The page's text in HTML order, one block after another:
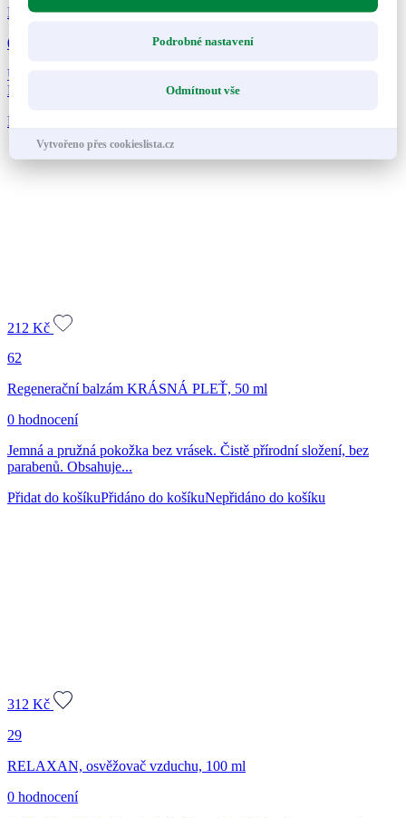
Mumio (Shilajit) s rakytníkem, 60 kapslí
0 hodnocení
Unikátní produkt na podporu regenerace, imunity a celkové vitality.
Mimořádná přírodní...
Přidat do košíku
212 Kč
62
Regenerační balzám KRÁSNÁ PLEŤ, 50 ml
0 hodnocení
Jemná a pružná pokožka bez vrásek. Čistě přírodní složení, bez
parabenů. Obsahuje...
Přidat do košíkuPřidáno do košíkuNepřidáno do košíku
312 Kč
29
RELAXAN, osvěžovač vzduchu, 100 ml
0 hodnocení
Podrobné nastavení
Odmítnout vše
Vytvořeno přes cookieslista.cz